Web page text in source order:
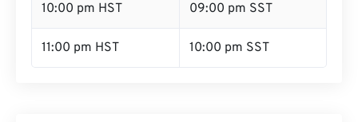
10:00 pm HST 09:00 pm SST
11:00 pm HST 10:00 pm SST